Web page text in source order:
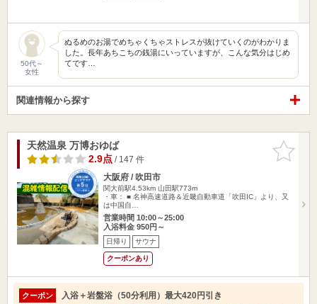
50代～
女性
ぬるめのお湯でめちゃくちゃストレスが抜けていくのがわかりま
した。長年あちこちの銭湯にいっていますが、こんな気分はじめ
てです…
関連情報から探す
お気に入
りに追加
天然温泉 万博おゆば
2.9点/ 147 件
大阪府 / 吹田市
関大前駅4.53km 山田駅773m
・車： ■ 名神高速道路＆近畿自動車道「吹田IC」より、又
は中国自…
営業時間 10:00～25:00
入浴料金 950円～
日帰り サウナ
クーポンあり
クーポン 入浴＋岩盤浴（50分利用）最大420円引き